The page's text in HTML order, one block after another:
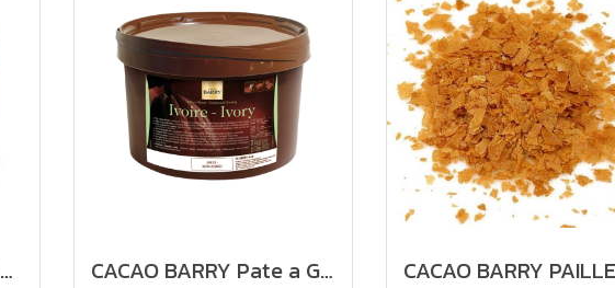
CACAO BARRY GRAND CARAQUE ** Keto คีโตทานได้ ** CACAO BARRY Pate a Glacer Ivoire : White Compound Coating